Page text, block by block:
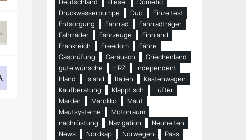
Deutschland
diesel
Dometic
Druckwasserpumpe
Duo
Einzeltest
Entsorgung
Fahrrad
Fahrradträger
Fahrräder
Fahrzeuge
Finnland
Frankreich
Freedom
Fähre
Gasprüfung
Geräusch
Griechenland
gute wünsche
HRZ
Independent
Irland
Island Italien
Kastenwagen
Kaufberatung
Klapptisch
Lüfter
Marder
Marokko
Maut
Mautsysteme
Motorraum
nachrüstung
Navigation
Neuheiten
News
Nordkap Norwegen
Pass